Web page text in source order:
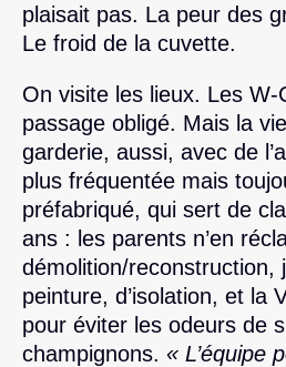
plaisait pas. La peur des
Le froid de la cuvette.
On visite les lieux. Les W-
passage obligé. Mais la
garderie, aussi, avec de
plus fréquentée mais
préfabriqué, qui sert de
ans : les parents n’en
démolition/reconstruction,
peinture, d’isolation, et la
pour éviter les odeurs de
champignons. « L’équipe